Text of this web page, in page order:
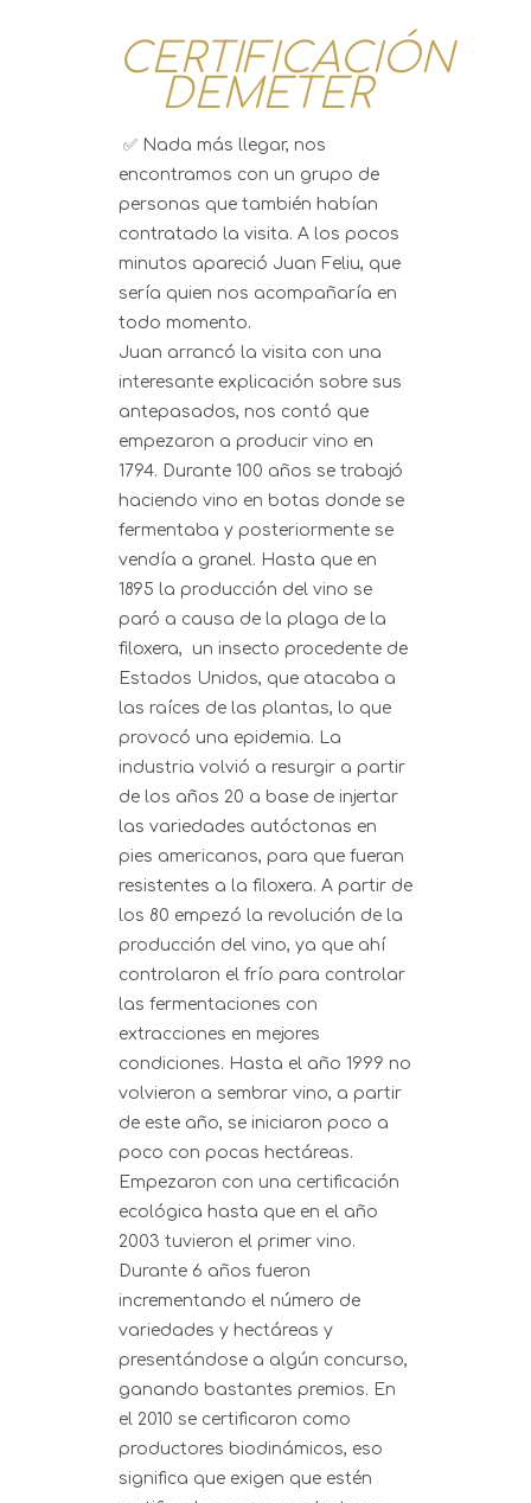
CERTIFICACIÓN
DEMETER
✅ Nada más llegar, nos
encontramos con un grupo de
personas que también habían
contratado la visita. A los pocos
minutos apareció Juan Feliu, que
sería quien nos acompañaría en
todo momento.
Juan arrancó la visita con una
interesante explicación sobre sus
antepasados, nos contó que
empezaron a producir vino en
1794. Durante 100 años se trabajó
haciendo vino en botas donde se
fermentaba y posteriormente se
vendía a granel. Hasta que en
1895 la producción del vino se
paró a causa de la plaga de la
filoxera, un insecto procedente de
Estados Unidos, que atacaba a
las raíces de las plantas, lo que
provocó una epidemia. La
industria volvió a resurgir a partir
de los años 20 a base de injertar
las variedades autóctonas en
pies americanos, para que fueran
resistentes a la filoxera. A partir de
los 80 empezó la revolución de la
producción del vino, ya que ahí
controlaron el frío para controlar
las fermentaciones con
extracciones en mejores
condiciones. Hasta el año 1999 no
volvieron a sembrar vino, a partir
de este año, se iniciaron poco a
poco con pocas hectáreas.
Empezaron con una certificación
ecológica hasta que en el año
2003 tuvieron el primer vino.
Durante 6 años fueron
incrementando el número de
variedades y hectáreas y
presentándose a algún concurso,
ganando bastantes premios. En
el 2010 se certificaron como
productores biodinámicos, eso
significa que exigen que estén